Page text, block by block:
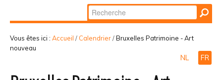
PARTICIPER
Chercher par
Recherche
avancée…
Vous êtes ici : Accueil / Calendrier/Bruxelles Patrimoine - Art
nouveau
NL FR